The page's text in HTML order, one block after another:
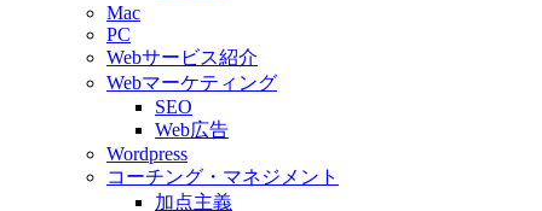
Mac
PC
Webサービス紹介
Webマーケティング
SEO
Web広告
Wordpress
コーチング・マネジメント
加点主義